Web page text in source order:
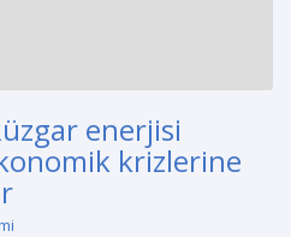
enerjisi
krizlerine